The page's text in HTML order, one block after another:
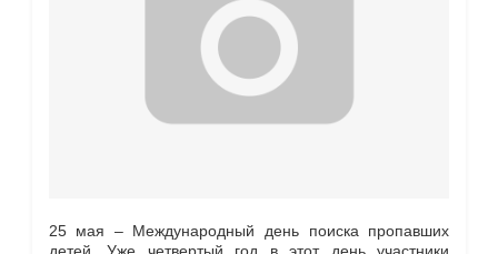
25 мая –Международный день поиска пропавших
детей. Уже четвертый год в этот день участники